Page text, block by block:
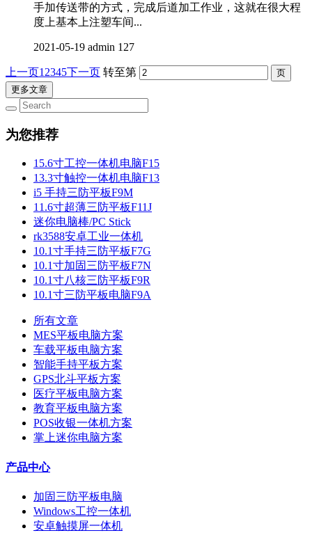
手加传送带的方式，完成后道加工作业，这就在很大程
度上基本上注塑车间...
2021-05-19 admin 127
上一页1 2345下一页 转至第
更多文章
为您推荐
15.6寸工控一体机电脑F15
13.3寸触控一体机电脑F13
i5 手持三防平板F9M
11.6寸超薄三防平板F11J
迷你电脑棒/PC Stick
rk3588安卓工业一体机
10.1寸手持三防平板F7G
10.1寸加固三防平板F7N
10.1寸八核三防平板F9R
10.1寸三防平板电脑F9A
所有文章
MES平板电脑方案
车载平板电脑方案
智能手持平板方案
GPS北斗平板方案
医疗平板电脑方案
教育平板电脑方案
POS收银一体机方案
掌上迷你电脑方案
产品中心
加固三防平板电脑
Windows工控一体机
安卓触摸屏一体机